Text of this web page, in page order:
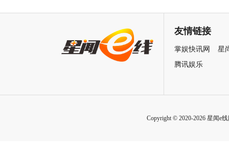
友情链接
掌娱快讯网
星
腾讯娱乐
Copyright © 2020-2026 星闻e